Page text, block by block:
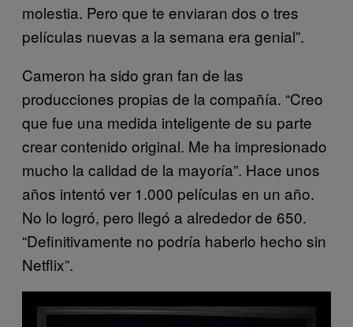
molestia. Pero que te enviaran dos o tres
películas nuevas a la semana era genial”.
Cameron ha sido gran fan de las
producciones propias de la compañía. “Creo
que fue una medida inteligente de su parte
crear contenido original. Me ha impresionado
mucho la calidad de la mayoría”. Hace unos
años intentó ver 1.000 películas en un año.
No lo logró, pero llegó a alrededor de 650.
“Definitivamente no podría haberlo hecho sin
Netflix”.